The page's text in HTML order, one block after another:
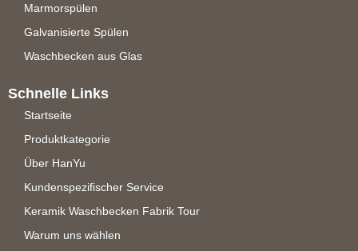
Marmorspülen
Galvanisierte Spülen
Waschbecken aus Glas
Schnelle Links
Startseite
Produktkategorie
Über HanYu
Kundenspezifischer Service
Keramik Waschbecken Fabrik Tour
Warum uns wählen